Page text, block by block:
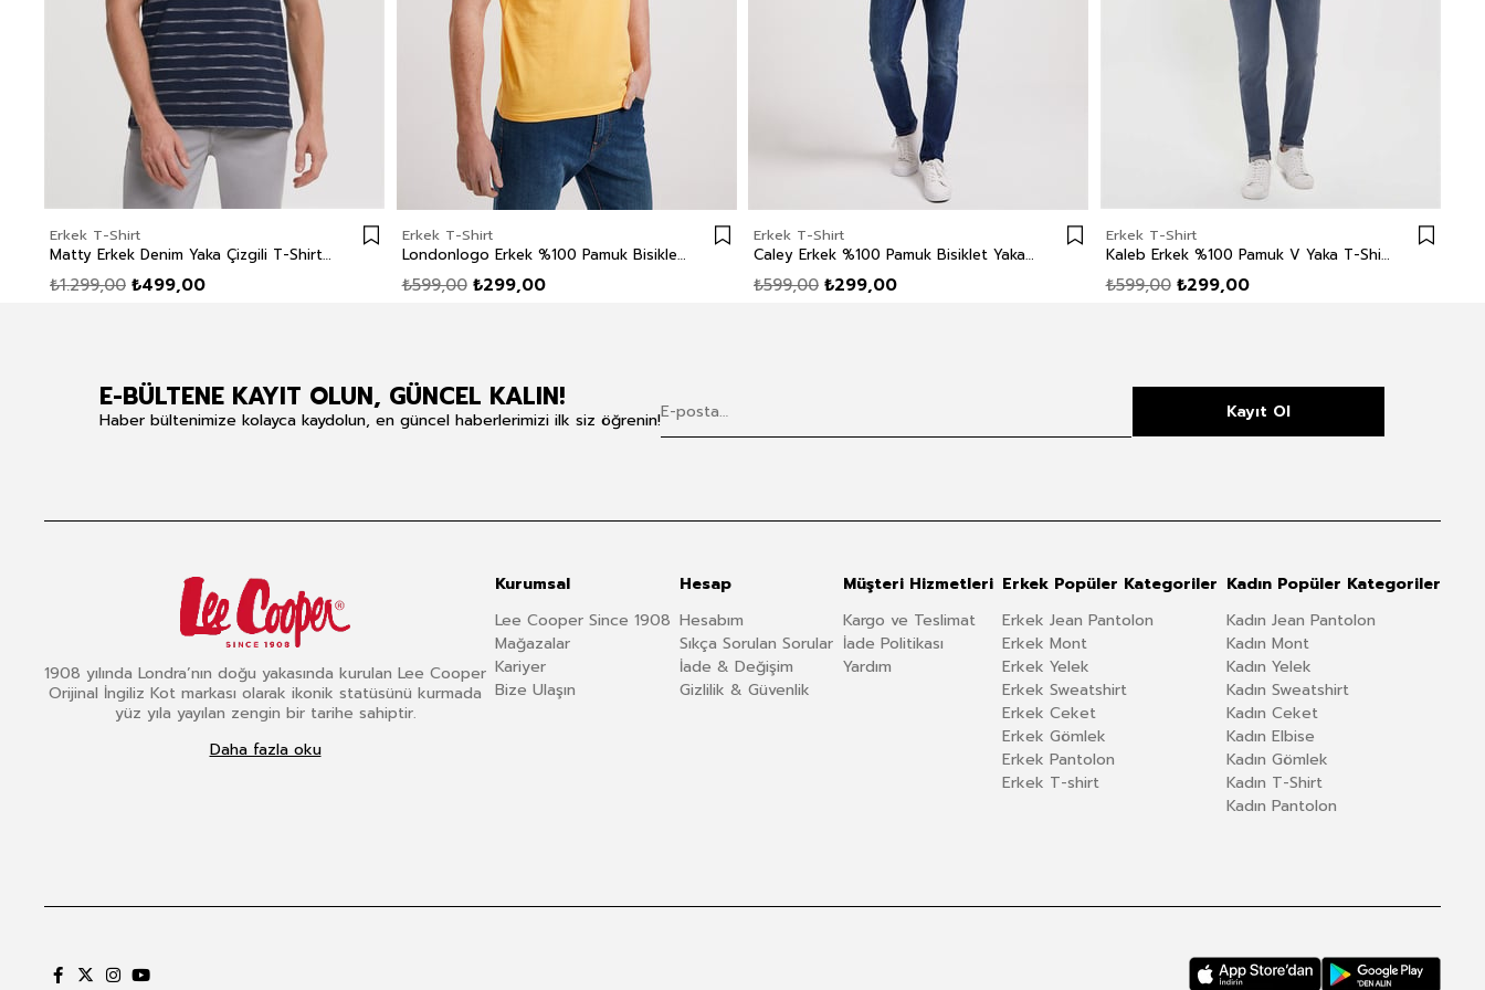
Erkek T-Shirt
Matty Erkek Denim Yaka Çizgili T-Shirt Lacivert
₺499,00
₺1.299,00
Erkek T-Shirt
Londonlogo Erkek %100 Pamuk Bisiklet Yaka T-Shirt Sarı
₺299,00
₺599,00
Erkek T-Shirt
Caley Erkek %100 Pamuk Bisiklet Yaka T-Shirt Lacivert Çizgili
₺299,00
₺599,00
Erkek T-Shirt
Kaleb Erkek %100 Pamuk V Yaka T-Shirt Lacivert
₺299,00
₺599,00
E-BÜLTENE KAYIT OLUN, GÜNCEL KALIN!
Haber bültenimize kolayca kaydolun, en güncel haberlerimizi ilk siz öğrenin! Kayıt Ol
1908 yılında Londra’nın doğu yakasında kurulan Lee Cooper
Orijinal İngiliz Kot markası olarak ikonik statüsünü kurmada
yüz yıla yayılan zengin bir tarihe sahiptir.
Daha fazla oku
Kurumsal
Lee Cooper Since 1908
Mağazalar
Kariyer
Bize Ulaşın
Hesap
Hesabım
Sıkça Sorulan Sorular
İade & Değişim
Gizlilik & Güvenlik
Müşteri Hizmetleri
Kargo ve Teslimat
İade Politikası
Yardım
Erkek Popüler Kategoriler
Erkek Jean Pantolon
Erkek Mont
Erkek Yelek
Erkek Sweatshirt
Erkek Ceket
Erkek Gömlek
Erkek Pantolon
Erkek T-shirt
Kadın Popüler Kategoriler
Kadın Jean Pantolon
Kadın Mont
Kadın Yelek
Kadın Sweatshirt
Kadın Ceket
Kadın Elbise
Kadın Gömlek
Kadın T-Shirt
Kadın Pantolon